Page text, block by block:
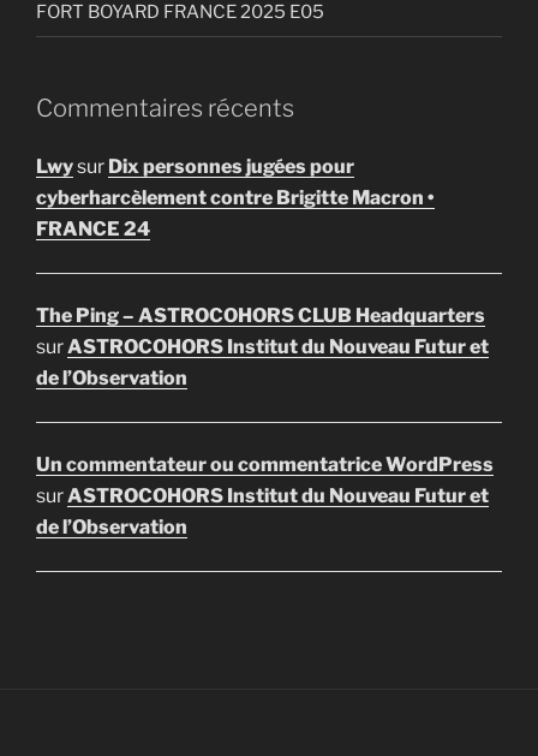
FORT BOYARD FRANCE 2025 E05
Commentaires récents
Lwysur Dix personnes jugées pour
cyberharcèlement contre Brigitte Macron •
FRANCE 24
The Ping – ASTROCOHORS CLUB Headquarters
surASTROCOHORS Institut du Nouveau Futur et
de l’Observation
Un commentateur ou commentatrice WordPress
surASTROCOHORS Institut du Nouveau Futur et
de l’Observation